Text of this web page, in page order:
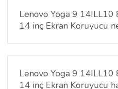
Lenovo Yoga 9 14ILL10
14 inç Ekran Koruyucu
Lenovo Yoga 9 14ILL10
Koruyucu, ekranınızın
koruyarak çizik, toz ve parmak
sağlar.
Lenovo Yoga 9 14ILL10
14 inç Ekran Koruyucu